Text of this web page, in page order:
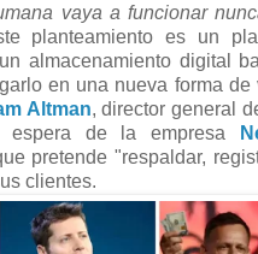
vaya a funcionar
planteamiento es un
almacenamiento digital
en una nueva forma
Altman, director general
espera de la empresa
pretende "respaldar,
clientes.